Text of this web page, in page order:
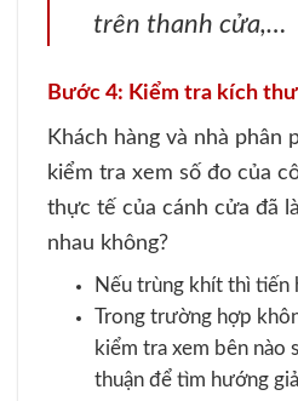
trên thanh cửa,…
Bước 4: Kiểm tra kích
Khách hàng và nhà phân
kiểm tra xem số đo của
thực tế của cánh cửa đã
nhau không?
Nếu trùng khít thì tiến
Trong trường hợp
kiểm tra xem bên nào
thuận để tìm hướng